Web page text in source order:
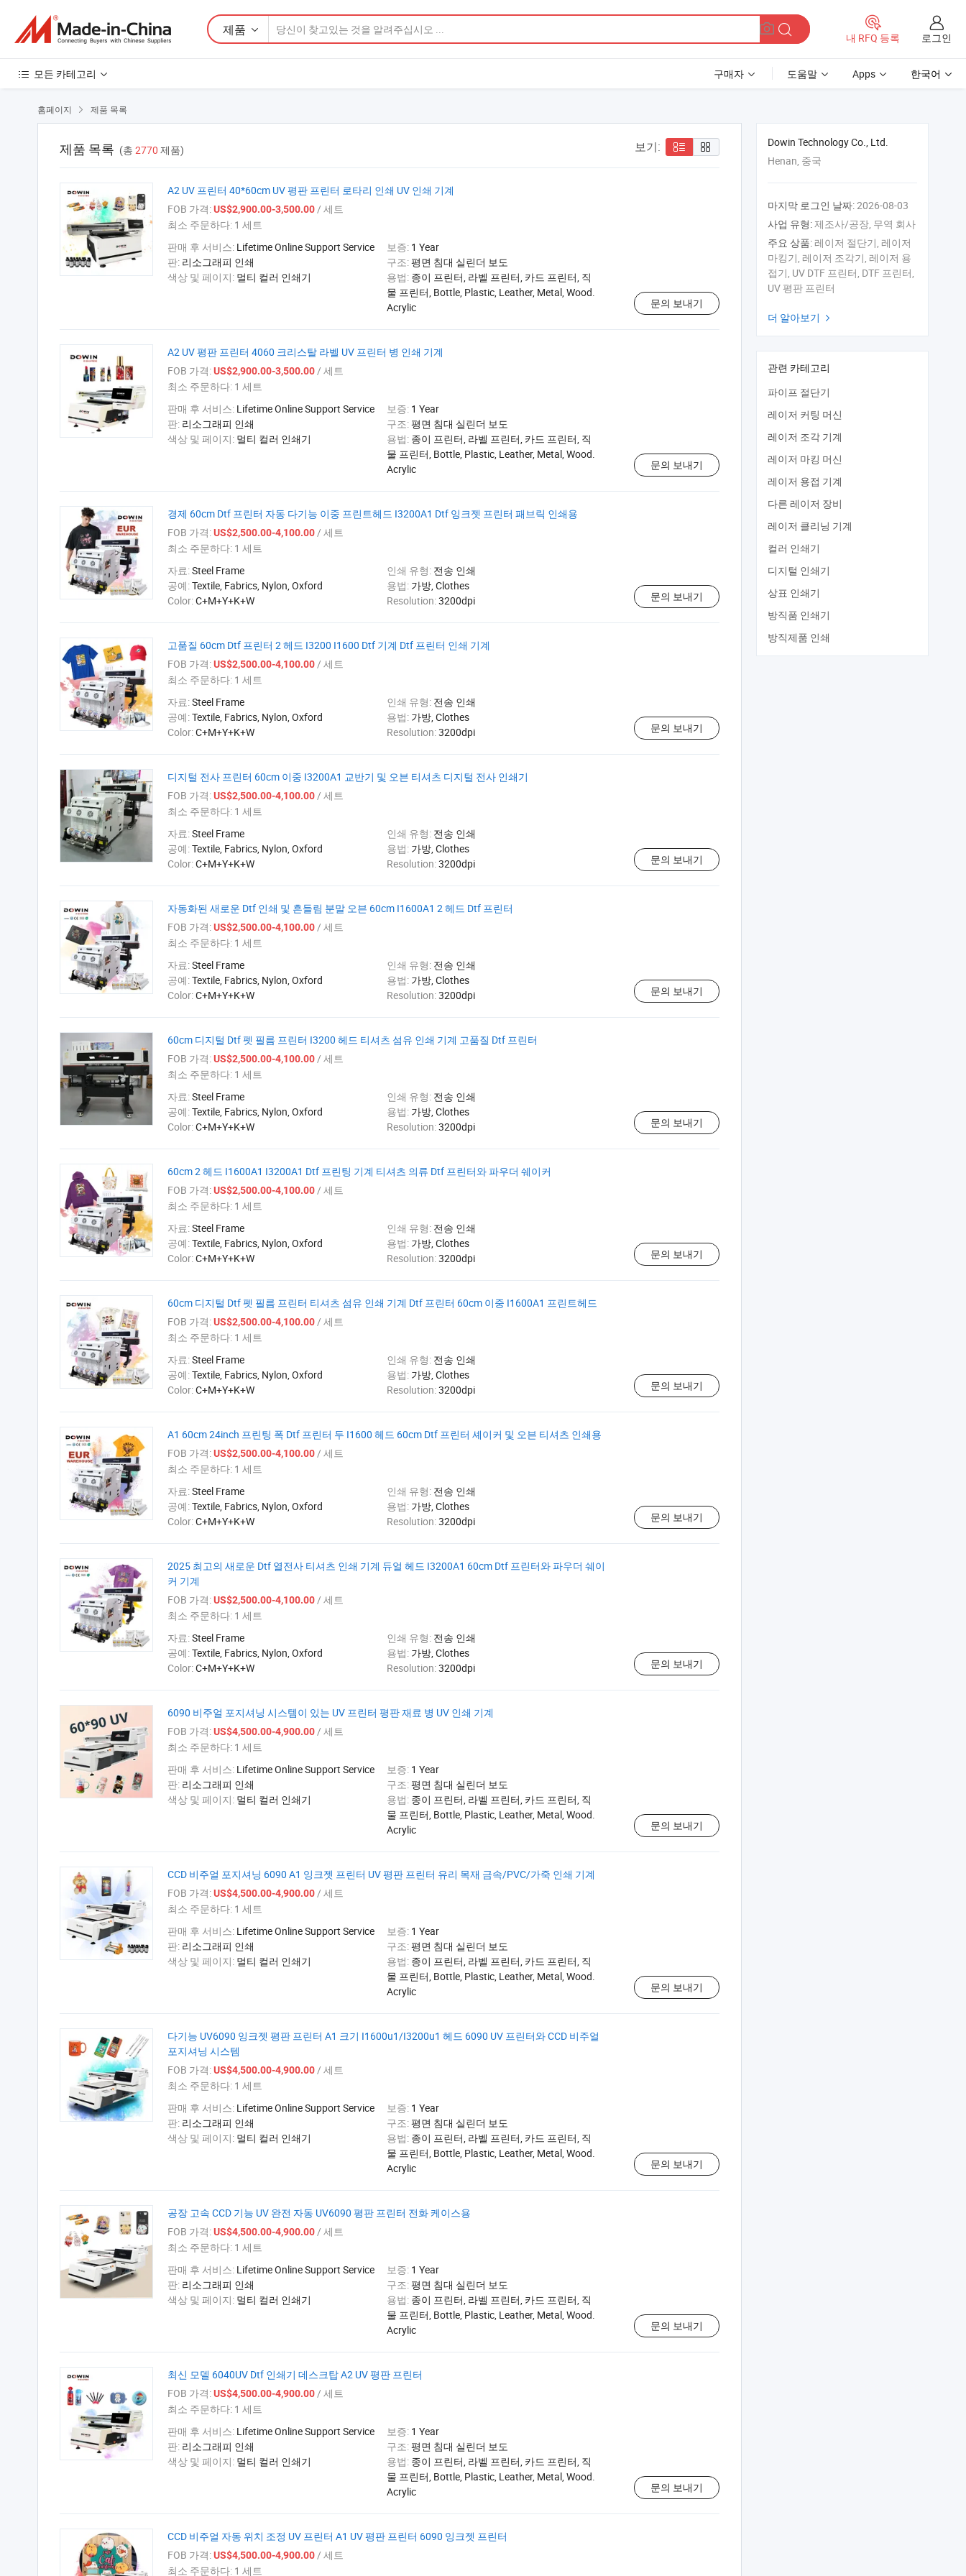
제품
내 RFQ 등록 로그인
모든 카테고리 구매자 도움말 Apps 한국어
홈페이지  제품 목록
제품 목록 (총 2770 제품) 보기:
A2 UV 프린터 40*60cm UV 평판 프린터 로타리 인쇄 UV 인쇄 기계
FOB 가격:US$2,900.00-3,500.00/ 세트
최소 주문하다: 1 세트
판매 후 서비스: Lifetime Online Support Service 보증: 1 Year
판: 리소그래피 인쇄 구조:평면 침대 실린더 보도
색상 및 페이지: 멀티 컬러 인쇄기 용법: 종이 프린터, 라벨 프린터, 카드 프린터, 직
물 프린터, Bottle, Plastic, Leather, Metal, Wood.
Acrylic
문의 보내기
A2 UV 평판 프린터 4060 크리스탈 라벨 UV 프린터 병 인쇄 기계
FOB 가격:US$2,900.00-3,500.00/ 세트
최소 주문하다: 1 세트
판매 후 서비스: Lifetime Online Support Service 보증: 1 Year
판: 리소그래피 인쇄 구조:평면 침대 실린더 보도
색상 및 페이지: 멀티 컬러 인쇄기 용법: 종이 프린터, 라벨 프린터, 카드 프린터, 직
물 프린터, Bottle, Plastic, Leather, Metal, Wood.
Acrylic
문의 보내기
경제 60cm Dtf 프린터 자동 다기능 이중 프린트헤드 I3200A1 Dtf 잉크젯 프린터 패브릭 인쇄용
FOB 가격:US$2,500.00-4,100.00/ 세트
최소 주문하다: 1 세트
자료:Steel Frame 인쇄 유형: 전송 인쇄
공예:Textile, Fabrics, Nylon, Oxford 용법: 가방, Clothes
Color:C+M+Y+K+W Resolution:3200dpi 문의 보내기
고품질 60cm Dtf 프린터 2 헤드 I3200 I1600 Dtf 기계 Dtf 프린터 인쇄 기계
FOB 가격:US$2,500.00-4,100.00/ 세트
최소 주문하다: 1 세트
자료:Steel Frame 인쇄 유형: 전송 인쇄
공예:Textile, Fabrics, Nylon, Oxford 용법: 가방, Clothes
Color:C+M+Y+K+W Resolution:3200dpi 문의 보내기
디지털 전사 프린터 60cm 이중 I3200A1 교반기 및 오븐 티셔츠 디지털 전사 인쇄기
FOB 가격:US$2,500.00-4,100.00/ 세트
최소 주문하다: 1 세트
자료:Steel Frame 인쇄 유형: 전송 인쇄
공예:Textile, Fabrics, Nylon, Oxford 용법: 가방, Clothes
Color:C+M+Y+K+W Resolution:3200dpi 문의 보내기
자동화된 새로운 Dtf 인쇄 및 흔들림 분말 오븐 60cm I1600A1 2 헤드 Dtf 프린터
FOB 가격:US$2,500.00-4,100.00/ 세트
최소 주문하다: 1 세트
자료:Steel Frame 인쇄 유형: 전송 인쇄
공예:Textile, Fabrics, Nylon, Oxford 용법: 가방, Clothes
Color:C+M+Y+K+W Resolution:3200dpi 문의 보내기
60cm 디지털 Dtf 펫 필름 프린터 I3200 헤드 티셔츠 섬유 인쇄 기계 고품질 Dtf 프린터
FOB 가격:US$2,500.00-4,100.00/ 세트
최소 주문하다: 1 세트
자료:Steel Frame 인쇄 유형: 전송 인쇄
공예:Textile, Fabrics, Nylon, Oxford 용법: 가방, Clothes
Color:C+M+Y+K+W Resolution:3200dpi 문의 보내기
60cm 2 헤드 I1600A1 I3200A1 Dtf 프린팅 기계 티셔츠 의류 Dtf 프린터와 파우더 쉐이커
FOB 가격:US$2,500.00-4,100.00/ 세트
최소 주문하다: 1 세트
자료:Steel Frame 인쇄 유형: 전송 인쇄
공예:Textile, Fabrics, Nylon, Oxford 용법: 가방, Clothes
Color:C+M+Y+K+W Resolution:3200dpi 문의 보내기
60cm 디지털 Dtf 펫 필름 프린터 티셔츠 섬유 인쇄 기계 Dtf 프린터 60cm 이중 I1600A1 프린트헤드
FOB 가격:US$2,500.00-4,100.00/ 세트
최소 주문하다: 1 세트
자료:Steel Frame 인쇄 유형: 전송 인쇄
공예:Textile, Fabrics, Nylon, Oxford 용법: 가방, Clothes
Color:C+M+Y+K+W Resolution:3200dpi 문의 보내기
A1 60cm 24inch 프린팅 폭 Dtf 프린터 두 I1600 헤드 60cm Dtf 프린터 셰이커 및 오븐 티셔츠 인쇄용
FOB 가격:US$2,500.00-4,100.00/ 세트
최소 주문하다: 1 세트
자료:Steel Frame 인쇄 유형: 전송 인쇄
공예:Textile, Fabrics, Nylon, Oxford 용법: 가방, Clothes
Color:C+M+Y+K+W Resolution:3200dpi 문의 보내기
2025 최고의 새로운 Dtf 열전사 티셔츠 인쇄 기계 듀얼 헤드 I3200A1 60cm Dtf 프린터와 파우더 쉐이
커 기계
FOB 가격:US$2,500.00-4,100.00/ 세트
최소 주문하다: 1 세트
자료:Steel Frame 인쇄 유형: 전송 인쇄
공예:Textile, Fabrics, Nylon, Oxford 용법: 가방, Clothes
Color:C+M+Y+K+W Resolution:3200dpi 문의 보내기
6090 비주얼 포지셔닝 시스템이 있는 UV 프린터 평판 재료 병 UV 인쇄 기계
FOB 가격:US$4,500.00-4,900.00/ 세트
최소 주문하다: 1 세트
판매 후 서비스: Lifetime Online Support Service 보증: 1 Year
판: 리소그래피 인쇄 구조:평면 침대 실린더 보도
색상 및 페이지: 멀티 컬러 인쇄기 용법: 종이 프린터, 라벨 프린터, 카드 프린터, 직
물 프린터, Bottle, Plastic, Leather, Metal, Wood.
Acrylic
문의 보내기
CCD 비주얼 포지셔닝 6090 A1 잉크젯 프린터 UV 평판 프린터 유리 목재 금속/PVC/가죽 인쇄 기계
FOB 가격:US$4,500.00-4,900.00/ 세트
최소 주문하다: 1 세트
판매 후 서비스: Lifetime Online Support Service 보증: 1 Year
판: 리소그래피 인쇄 구조:평면 침대 실린더 보도
색상 및 페이지: 멀티 컬러 인쇄기 용법: 종이 프린터, 라벨 프린터, 카드 프린터, 직
물 프린터, Bottle, Plastic, Leather, Metal, Wood.
Acrylic
문의 보내기
다기능 UV6090 잉크젯 평판 프린터 A1 크기 I1600u1/I3200u1 헤드 6090 UV 프린터와 CCD 비주얼
포지셔닝 시스템
FOB 가격:US$4,500.00-4,900.00/ 세트
최소 주문하다: 1 세트
판매 후 서비스: Lifetime Online Support Service 보증: 1 Year
판: 리소그래피 인쇄 구조:평면 침대 실린더 보도
색상 및 페이지: 멀티 컬러 인쇄기 용법: 종이 프린터, 라벨 프린터, 카드 프린터, 직
물 프린터, Bottle, Plastic, Leather, Metal, Wood.
Acrylic
문의 보내기
공장 고속 CCD 기능 UV 완전 자동 UV6090 평판 프린터 전화 케이스용
FOB 가격:US$4,500.00-4,900.00/ 세트
최소 주문하다: 1 세트
판매 후 서비스: Lifetime Online Support Service 보증: 1 Year
판: 리소그래피 인쇄 구조:평면 침대 실린더 보도
색상 및 페이지: 멀티 컬러 인쇄기 용법: 종이 프린터, 라벨 프린터, 카드 프린터, 직
물 프린터, Bottle, Plastic, Leather, Metal, Wood.
Acrylic
문의 보내기
최신 모델 6040UV Dtf 인쇄기 데스크탑 A2 UV 평판 프린터
FOB 가격:US$4,500.00-4,900.00/ 세트
최소 주문하다: 1 세트
판매 후 서비스: Lifetime Online Support Service 보증: 1 Year
판: 리소그래피 인쇄 구조:평면 침대 실린더 보도
색상 및 페이지: 멀티 컬러 인쇄기 용법: 종이 프린터, 라벨 프린터, 카드 프린터, 직
물 프린터, Bottle, Plastic, Leather, Metal, Wood.
Acrylic
문의 보내기
CCD 비주얼 자동 위치 조정 UV 프린터 A1 UV 평판 프린터 6090 잉크젯 프린터
FOB 가격:US$4,500.00-4,900.00/ 세트
최소 주문하다: 1 세트
Dowin Technology Co., Ltd.
Henan, 중국
마지막 로그인 날짜:2026-08-03
사업 유형:제조사/공장, 무역 회사
주요 상품: 레이저 절단기, 레이저
마킹기, 레이저 조각기, 레이저 용
접기, UV DTF 프린터, DTF 프린터,
UV 평판 프린터
더 알아보기 
관련 카테고리
파이프 절단기
레이저 커팅 머신
레이저 조각 기계
레이저 마킹 머신
레이저 용접 기계
다른 레이저 장비
레이저 클리닝 기계
컬러 인쇄기
디지털 인쇄기
상표 인쇄기
방직품 인쇄기
방직제품 인쇄